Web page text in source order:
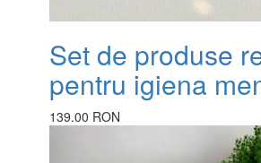
Set de produse
pentru igiena
139.00 RON